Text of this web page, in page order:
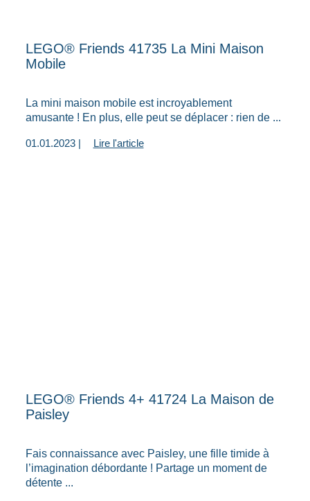
LEGO® Friends 41735 La Mini Maison
Mobile
La mini maison mobile est incroyablement
amusante ! En plus, elle peut se déplacer : rien de ...
01.01.2023 | Lire l'article
LEGO® Friends 4+ 41724 La Maison de
Paisley
Fais connaissance avec Paisley, une fille timide à
l’imagination débordante ! Partage un moment de
détente ...